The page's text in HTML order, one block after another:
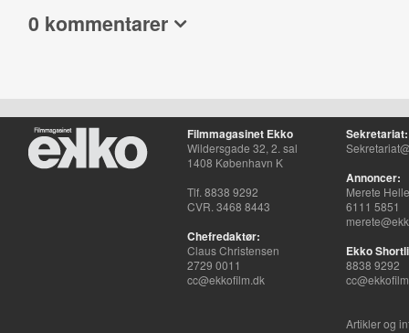
0 kommentarer
Filmmagasinet Ekko
Wildersgade 32, 2. sal
1408 København K
Tlf. 8838 9292
CVR. 3468 8443
Chefredaktør:
Claus Christensen
2729 0011
cc@ekkofilm.dk
Sekretariat:
Annoncer:
Merete
6111 5851
Ekko
8838 9292
Artikler og